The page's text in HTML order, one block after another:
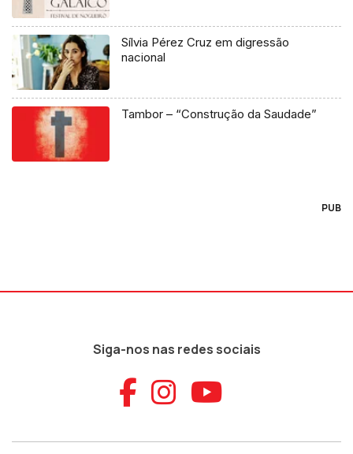
Sílvia Pérez Cruz em digressão
nacional
Tambor – “Construção da Saudade”
PUB
Siga-nos nas redes sociais
Aceder ao
Aceder ao
Aceder